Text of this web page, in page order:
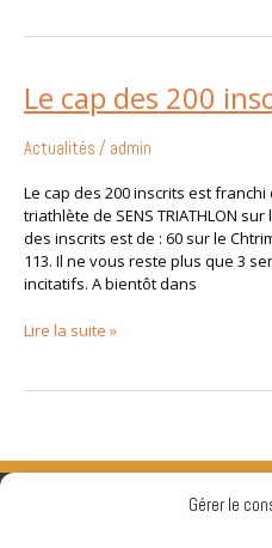
Gérer le
Le cap des 200
Actualités / admin
Le cap des 200 inscrits est franchi
triathlète de SENS TRIATHLON
des inscrits est de : 60 sur le
113. Il ne vous reste plus que 3
incitatifs. A bientôt dans
Le
cap
200
franchi.
Lire la suite »